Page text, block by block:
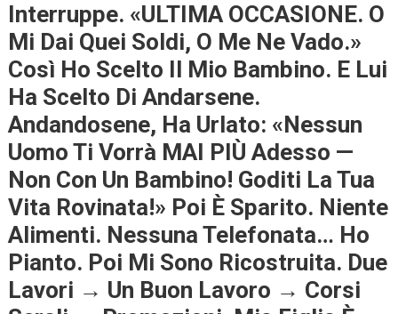
Interruppe. «ULTIMA OCCASIONE. O
Mi Dai Quei Soldi, O Me Ne Vado.»
Così Ho Scelto Il Mio Bambino. E Lui
Ha Scelto Di Andarsene.
Andandosene, Ha Urlato: «Nessun
Uomo Ti Vorrà MAI PIÙ Adesso —
Non Con Un Bambino! Goditi La Tua
Vita Rovinata!» Poi È Sparito. Niente
Alimenti. Nessuna Telefonata… Ho
Pianto. Poi Mi Sono Ricostruita. Due
Lavori → Un Buon Lavoro → Corsi